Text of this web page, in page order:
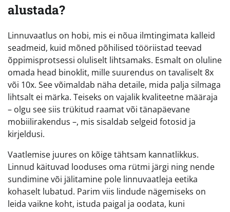
alustada?
Linnuvaatlus on hobi, mis ei nõua ilmtingimata kalleid
seadmeid, kuid mõned põhilised tööriistad teevad
õppimisprotsessi oluliselt lihtsamaks. Esmalt on oluline
omada head binoklit, mille suurendus on tavaliselt 8x
või 10x. See võimaldab näha detaile, mida palja silmaga
lihtsalt ei märka. Teiseks on vajalik kvaliteetne määraja
– olgu see siis trükitud raamat või tänapäevane
mobiilirakendus –, mis sisaldab selgeid fotosid ja
kirjeldusi.
Vaatlemise juures on kõige tähtsam kannatlikkus.
Linnud käituvad looduses oma rütmi järgi ning nende
sundimine või jälitamine pole linnuvaatleja eetika
kohaselt lubatud. Parim viis lindude nägemiseks on
leida vaikne koht, istuda paigal ja oodata, kuni